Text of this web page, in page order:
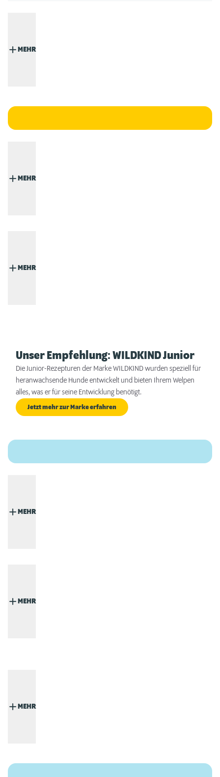
MEHR
MEHR
MEHR
Unser Empfehlung: WILDKIND Junior
Die Junior-Rezepturen der Marke WILDKIND wurden speziell für
heranwachsende Hunde entwickelt und bieten Ihrem Welpen
alles, was er für seine Entwicklung benötigt.
Jetzt mehr zur Marke erfahren
MEHR
MEHR
MEHR